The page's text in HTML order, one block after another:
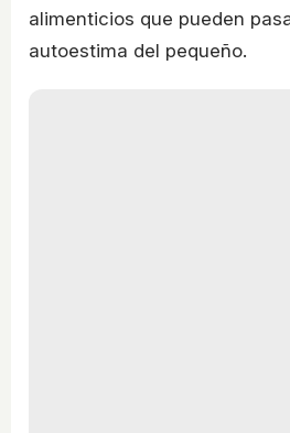
alimenticios que pueden
autoestima del pequeño.